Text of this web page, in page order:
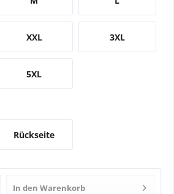
XXL 3XL
5XL
Rückseite
In den Warenkorb